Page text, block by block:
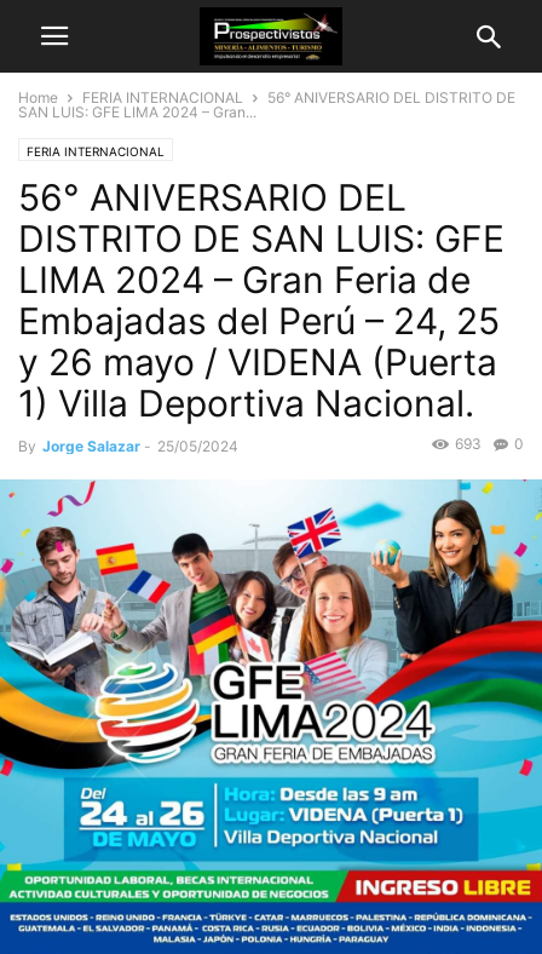
Home FERIA INTERNACIONAL
56° ANIVERSARIO DEL DISTRITO DE
SAN LUIS: GFE LIMA 2024 – Gran...
FERIA INTERNACIONAL
56° ANIVERSARIO DEL
DISTRITO DE SAN LUIS: GFE
LIMA 2024 – Gran Feria de
Embajadas del Perú – 24, 25
y 26 mayo / VIDENA (Puerta
1) Villa Deportiva Nacional.
By Jorge Salazar - 25/05/2024 0
693